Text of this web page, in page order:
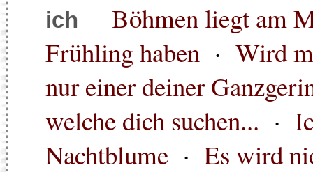
ich
Böhmen liegt am
Frühling haben · Wird
nur einer deiner
welche dich suchen... ·
Nachtblume · Es wird